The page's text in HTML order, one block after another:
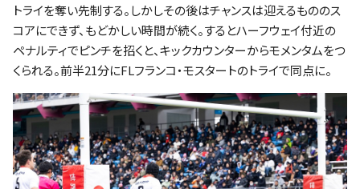
トライを奪い先制する。しかしその後はチャンスは迎えるもののス
コアにできず、もどかしい時間が続く。するとハーフウェイ付近の
ペナルティでピンチを招くと、キックカウンターからモメンタムをつ
くられる。前半21分にFLフランコ・モスタートのトライで同点に。